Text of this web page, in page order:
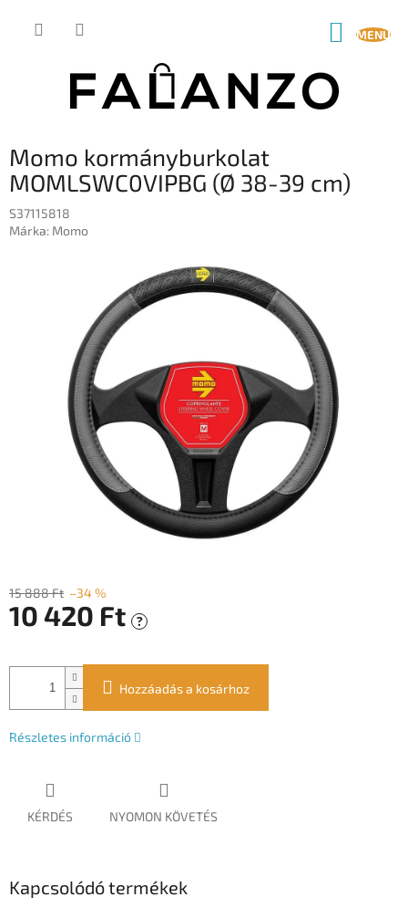
KOSÁR
Momo kormányburkolat
MOMLSWC0VIPBG (Ø 38-39 cm)
S37115818
Márka: Momo
15 888 Ft –34 %
10 420 Ft ?
Hozzáadás a kosárhoz
Részletes információ
KÉRDÉS NYOMON KÖVETÉS
Kapcsolódó termékek